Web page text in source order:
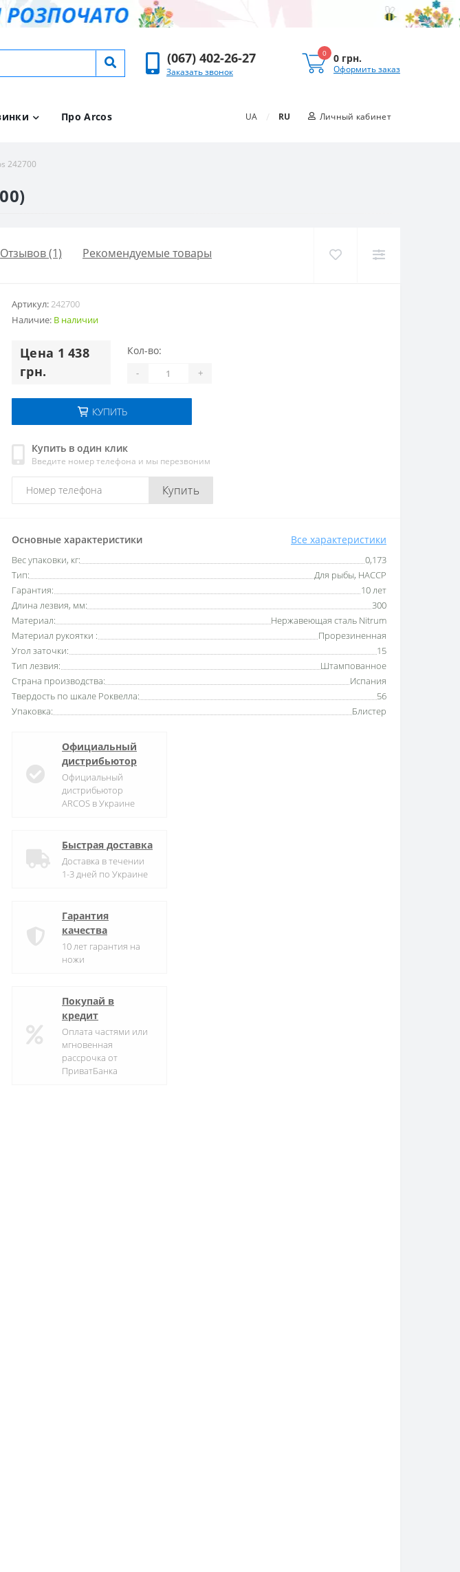
(067) 402-26-27
Заказать звонок
0 0 грн.
Оформить заказ
Про Arcos UA / RU Личный кабинет
242700
Отзывов (1) Рекомендуемые товары
Артикул:242700
Наличие: В наличии
Цена 1 438
грн.
Кол-во:
- +
КУПИТЬ
Купить в один клик
Введите номер телефона и мы перезвоним
Купить
Основные характеристики Все характеристики
Вес упаковки, кг:
0,173
Тип:
Для рыбы, HACCP
Гарантия:
10 лет
Длина лезвия, мм:
300
Материал:
Нержавеющая сталь Nitrum
Материал рукоятки :
Прорезиненная
Угол заточки:
15
Тип лезвия:
Штампованное
Страна производства:
Испания
Твердость по шкале Роквелла:
56
Упаковка:
Блистер
Официальный
дистрибьютор
Официальный
дистрибьютор
ARCOS в Украине
Быстрая доставка
Доставка в течении
1-3 дней по Украине
Гарантия
качества
10 лет гарантия на
ножи
Покупай в
кредит
Оплата частями или
мгновенная
рассрочка от
ПриватБанка